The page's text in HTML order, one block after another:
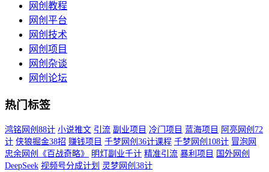
网创教程
网创平台
网创技术
网创项目
网创杂谈
网创论坛
热门标签
鸿铭网创88计 小说推文 引流 副业项目 冷门项目 蓝海项目 阿亮网创72
计 侠狼掘金38招 赚钱项目 千梦网创36计课程 千梦网创108计 冒泡网
忠余网创《百战奇略》
明灯副业千计 精准引流 暴利项目
国外网创
DeepSeek 视频号分成计划 灵梦网创38计